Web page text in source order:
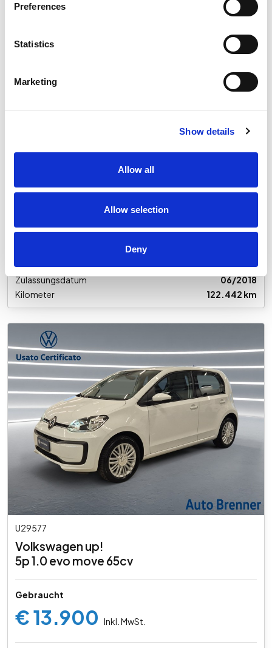
Preferences
Statistics
Marketing
Show details
Allow all
Allow selection
Deny
5p 1.6 tdi trendline 80cv
Gebraucht
Inkl. MwSt.
Kraftstoff
Diesel
Zulassungsdatum
06/2018
Kilometer
122.442 km
U29577
Volkswagen up!
5p 1.0 evo move 65cv
Gebraucht
€ 13.900 Inkl. MwSt.